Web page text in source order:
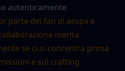
autenticamente
parte dei fan di aespa e
merita
se ci si concentra prima
e sul crafting